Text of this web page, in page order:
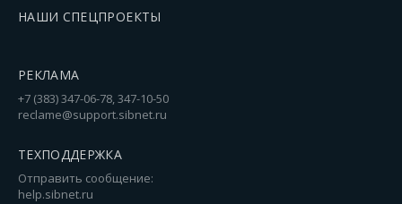
НАШИ СПЕЦПРОЕКТЫ
РЕКЛАМА
+7 (383) 347-06-78, 347-10-50
reclame@support.sibnet.ru
ТЕХПОДДЕРЖКА
Отправить сообщение:
help.sibnet.ru